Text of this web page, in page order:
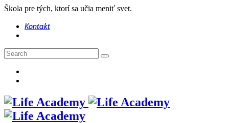
Škola pre tých, ktorí sa učia meniť svet.
Kontakt